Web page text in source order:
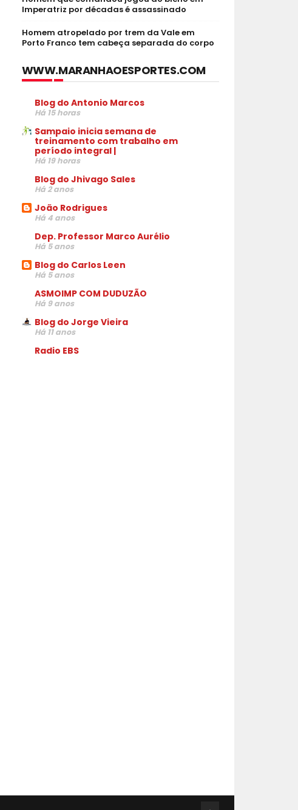
Imperatriz por décadas é assassinado
Homem atropelado por trem da Vale em
Porto Franco tem cabeça separada do corpo
WWW.MARANHAOESPORTES.COM
Blog do Antonio Marcos
Há 15 horas
Sampaio inicia semana de
treinamento com trabalho em
período integral |
Há 19 horas
Blog do Jhivago Sales
Há 2 anos
João Rodrigues
Há 4 anos
Dep. Professor Marco Aurélio
Há 5 anos
Blog do Carlos Leen
Há 5 anos
ASMOIMP COM DUDUZÃO
Há 9 anos
Blog do Jorge Vieira
Há 11 anos
Radio EBS